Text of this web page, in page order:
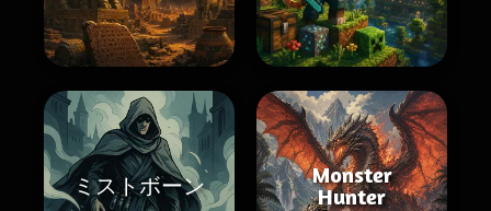
ミストボーン
Monster
Hunter